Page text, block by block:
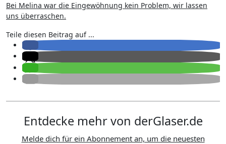
Bei Melina war die Eingewöhnung kein Problem, wir lassen
uns überraschen.
Teile diesen Beitrag auf ...
Entdecke mehr von derGlaser.de
Melde dich für ein Abonnement an, um die neuesten